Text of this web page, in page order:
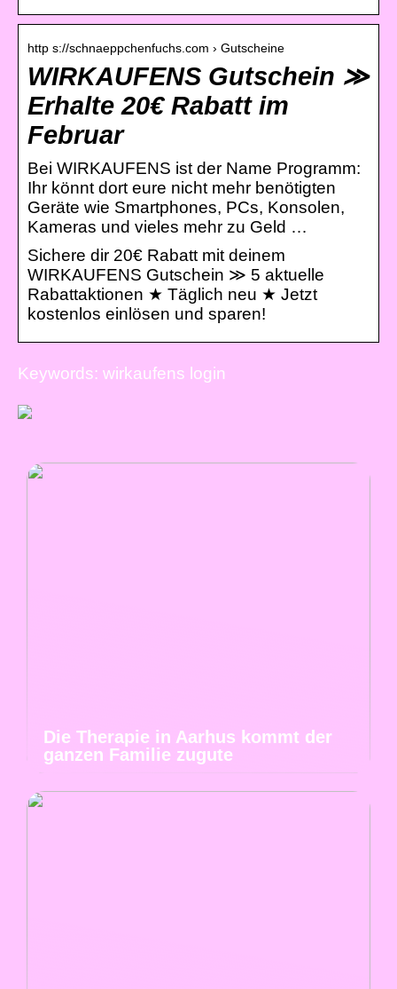
http s://schnaeppchenfuchs.com › Gutscheine
WIRKAUFENS Gutschein ≫
Erhalte 20€ Rabatt im
Februar
Bei WIRKAUFENS ist der Name Programm:
Ihr könnt dort eure nicht mehr benötigten
Geräte wie Smartphones, PCs, Konsolen,
Kameras und vieles mehr zu Geld …
Sichere dir 20€ Rabatt mit deinem
WIRKAUFENS Gutschein ≫ 5 aktuelle
Rabattaktionen ★ Täglich neu ★ Jetzt
kostenlos einlösen und sparen!
Keywords: wirkaufens login
Die Therapie in Aarhus kommt der
ganzen Familie zugute